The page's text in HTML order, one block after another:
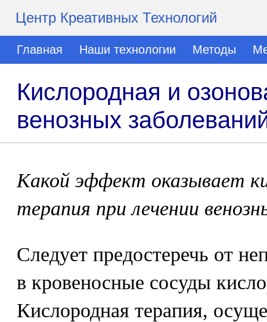
Центр Креативных Технологий
Главная Наши технологии Методы
Кислородная и
венозных
Какой эффект оказывает
терапия при лечении
Следует предостеречь от
в кровеносные сосуды
Кислородная терапия,